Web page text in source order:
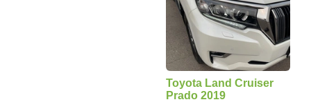
Toyota Land Cruiser
Prado 2019